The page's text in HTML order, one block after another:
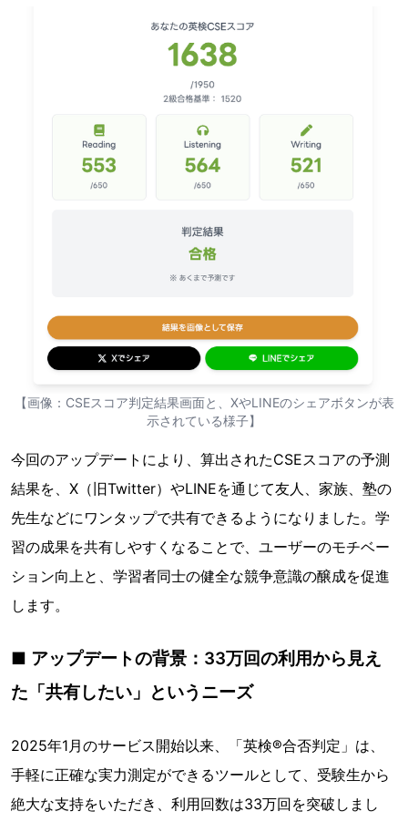
【画像：CSEスコア判定結果画面と、XやLINEのシェアボタンが表
示されている様子】
今回のアップデートにより、算出されたCSEスコアの予測
結果を、X（旧Twitter）やLINEを通じて友人、家族、塾の
先生などにワンタップで共有できるようになりました。学
習の成果を共有しやすくなることで、ユーザーのモチベー
ション向上と、学習者同士の健全な競争意識の醸成を促進
します。
■ アップデートの背景：33万回の利用から見え
た「共有したい」というニーズ
2025年1月のサービス開始以来、「英検®合否判定」は、
手軽に正確な実力測定ができるツールとして、受験生から
絶大な支持をいただき、利用回数は33万回を突破しまし